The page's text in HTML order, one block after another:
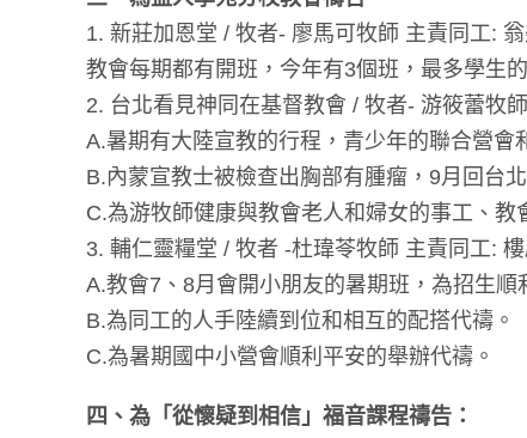
1. 新莊加恩堂 / 牧者- 廖馬可牧師 主責同工:
教會每期都有開班，今年有3個班，最多學生
2. 台北看見神同在基督教會 / 牧者- 游筱蕾牧
A.暑期有大陸宣教的行程，青少年的聯合營會
B.內蒙宣教士被檢查出胸部有腫瘤，9月回台
C.為游牧師健康與教會老人和婦女的事工、教
3. 輔仁靈糧堂 / 牧者 -杜瑋苓牧師 主責同工:
A.教會7、8月會開小朋友的暑期班，為招生順
B.為同工的人手陸續到位和相互的配搭代禱。
C.為暑期國中小營會順利平安的舉辦代禱。
四、為「從懷疑到相信」福音課程禱告：